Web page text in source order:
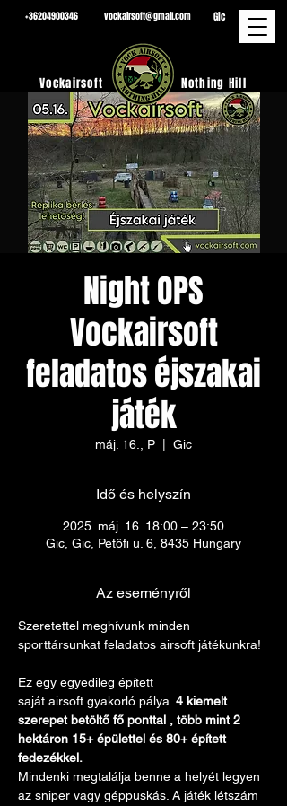
+36204900346 vockairsoft@gmail.com Gic
Vockairsoft Nothing Hill
Night OPS
Vockairsoft
feladatos éjszakai
játék
máj. 16., P Gic
Idő és helyszín
2025. máj. 16. 18:00 – 23:50
Gic, Gic, Petőfi u. 6, 8435 Hungary
Az eseményről
Szeretettel meghívunk minden
sporttársunkat feladatos airsoft játékunkra!
Ez egy egyedileg épített
saját airsoft gyakorló pálya. 4 kiemelt
szerepet betöltő fő ponttal , több mint 2
hektáron 15+ épülettel és 80+ épített
fedezékkel.
Mindenki megtalálja benne a helyét legyen
az sniper vagy géppuskás. A játék létszám